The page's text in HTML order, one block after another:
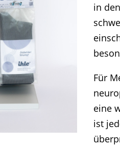
in
Für
eine
ist